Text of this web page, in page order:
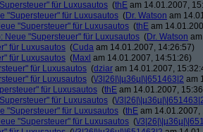
für Luxusautos (thE am 14.01.2007,
"Supersteuer" für Luxusautos (Dr. Watson am
"Supersteuer" für Luxusautos (thE am
Neue "Supersteuer" für Luxusautos (Dr. Watson
für Luxusautos (Cuda am 14.01.2007, 14:26:57)
für Luxusautos (Maxl am 14.01.2007, 14:51:26)
für Luxusautos (dziar am 14.01.2007,
für Luxusautos (\/3|26|\|µ36µ|\|651463|2 am
für Luxusautos (thE am 14.01.2007,
für Luxusautos (\/
"Supersteuer" für Luxusautos (thE am 14.01.2007,
"Supersteuer" für Luxusautos (\/